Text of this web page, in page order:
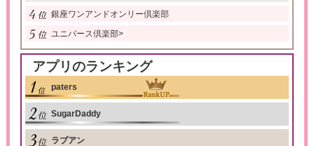
銀座ワンアンドオンリー倶楽部
ユニバース倶楽部>
アプリのランキング
paters
SugarDaddy
ラブアン